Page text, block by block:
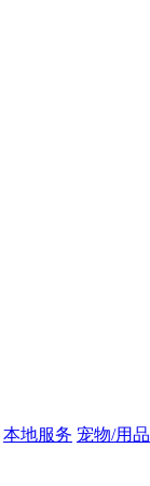
本地服务 宠物/用品